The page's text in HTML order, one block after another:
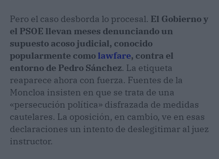
Pero el caso desborda lo procesal. El Gobierno y
el PSOE llevan meses denunciando un
supuesto acoso judicial, conocido
popularmente comolawfare, contra el
entorno de Pedro Sánchez. La etiqueta
reaparece ahora con fuerza. Fuentes de la
Moncloa insisten en que se trata de una
«persecución política» disfrazada de medidas
cautelares. La oposición, en cambio, ve en esas
declaraciones un intento de deslegitimar al juez
instructor.